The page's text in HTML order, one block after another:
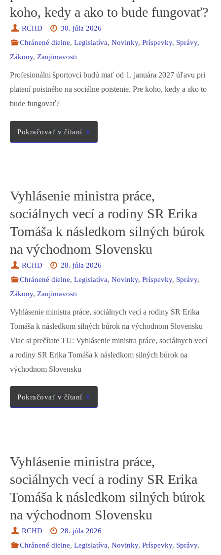
koho, kedy a ako to bude fungovať?
RCHD
30. júla 2026
Chránené dielne,Legislatíva,Novinky,Príspevky, Správy,
Zákony, Zaujímavosti
Profesionálni športovci budú mať od 1. januára 2027 úľavu pri
platení poistného na sociálne poistenie. Pre koho, kedy a ako to
bude fungovať?
Pokračovať v čítaní
Vyhlásenie ministra práce,
sociálnych vecí a rodiny SR Erika
Tomáša k následkom silných búrok
na východnom Slovensku
RCHD
28. júla 2026
Chránené dielne,Legislatíva,Novinky,Príspevky, Správy,
Zákony, Zaujímavosti
Vyhlásenie ministra práce, sociálnych vecí a rodiny SR Erika
Tomáša k následkom silných búrok na východnom Slovensku
Viac si prečítate TU: Vyhlásenie ministra práce, sociálnych vecí
a rodiny SR Erika Tomáša k následkom silných búrok na
východnom Slovensku
Pokračovať v čítaní
Vyhlásenie ministra práce,
sociálnych vecí a rodiny SR Erika
Tomáša k následkom silných búrok
na východnom Slovensku
RCHD
28. júla 2026
Chránené dielne,Legislatíva,Novinky,Príspevky, Správy,